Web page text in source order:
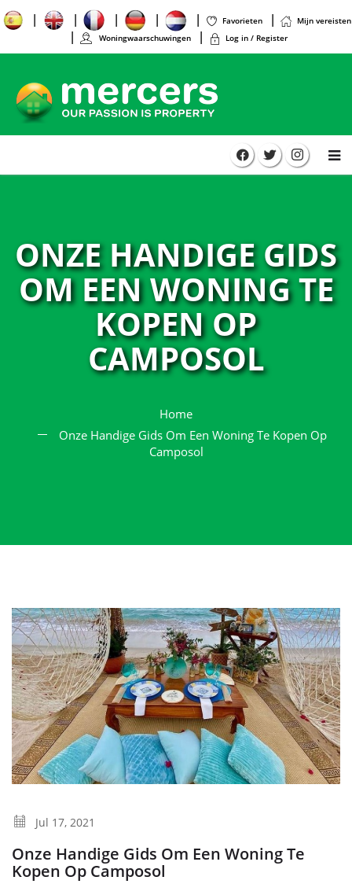
Favorieten
Mijn vereisten
Woningwaarschuwingen
Log in / Register
ONZE HANDIGE GIDS
OM EEN WONING TE
KOPEN OP
CAMPOSOL
Home
Onze Handige Gids Om Een Woning Te Kopen Op
Camposol
Jul 17, 2021
Onze Handige Gids Om Een Woning Te
Kopen Op Camposol